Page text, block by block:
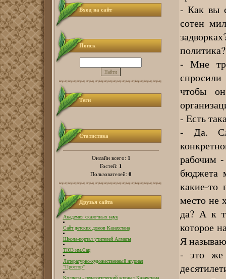
Вход на сайт
Поиск
Теги
Статистика
Онлайн всего: 1
Гостей: 1
Пользователей: 0
Друзья сайта
Академия сказочных наук
Сайт детских домов Казахстана
Школа-портал учителей Алматы
ТЮЗ им.Сац
Литературно-художественный журнал
"Простор"
Коллеги - педагогический журнал Казахстана
- Как вы
сотен
политика?
- Мне
чтобы
- Есть
- Да.
рабочим
бюджета
какие-то
место не
да? А к
которое
Я называю
- это же